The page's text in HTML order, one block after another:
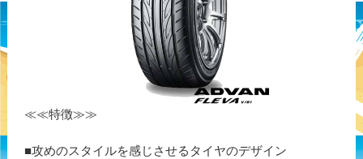
≪≪特徴≫≫
■攻めのスタイルを感じさせるタイヤのデザイン